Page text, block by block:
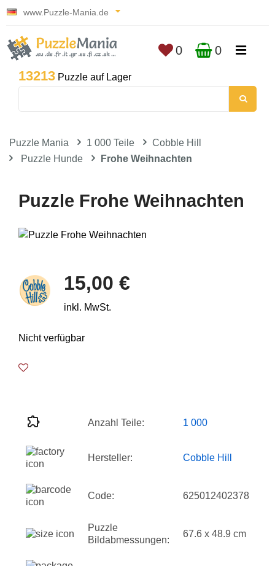
www.Puzzle-Mania.de
13213 Puzzle auf Lager
0 0
Puzzle Mania 1 000 Teile
Cobble Hill
Puzzle Hunde
Frohe Weihnachten
Puzzle Frohe Weihnachten
15,00 €
inkl. MwSt.
Nicht verfügbar
Anzahl Teile: 1 000
Hersteller: Cobble Hill
Code: 625012402378
Puzzle
Bildabmessungen:
67.6 x 48.9 cm